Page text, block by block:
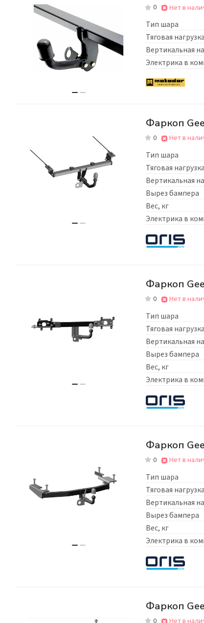
0 Нет в
Тип шара
Тяговая нагрузка
Вертикальная
Электрика в
Фаркоп
0 Нет в
Тип шара
Тяговая нагрузка
Вертикальная
Вырез бампера
Вес, кг
Электрика в
Фаркоп
0 Нет в
Тип шара
Тяговая нагрузка
Вертикальная
Вырез бампера
Вес, кг
Электрика в
Фаркоп
0 Нет в
Тип шара
Тяговая нагрузка
Вертикальная
Вырез бампера
Вес, кг
Электрика в
Фаркоп
0